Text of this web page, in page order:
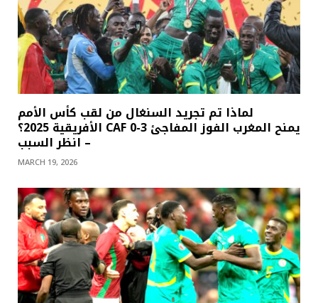
لماذا تم تجريد السنغال من لقب كأس الأمم
الأفريقية 2025؟ CAF يمنح المغرب الفوز المفاجئ 3-0
– انظر السبب
MARCH 19, 2026